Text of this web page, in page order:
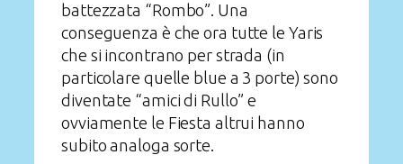
battezzata “Rombo”. Una
conseguenza è che ora tutte le Yaris
che si incontrano per strada (in
particolare quelle blue a 3 porte) sono
diventate “amici di Rullo” e
ovviamente le Fiesta altrui hanno
subito analoga sorte.